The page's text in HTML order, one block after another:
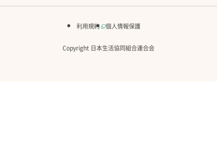
※お住まいの地域により異なります
離乳食作りに最適な商品も豊富にラインナップ。オリジナルの
物は使いません。
利用規約 個人情報保護
Copyright 日本生活協同組合連合会